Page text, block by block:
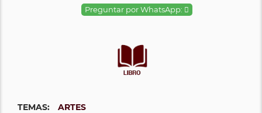
Preguntar por WhatsApp:
TEMAS: ARTES